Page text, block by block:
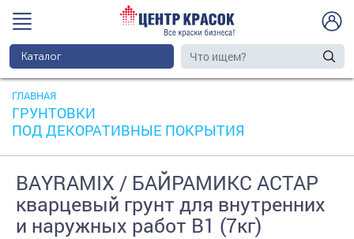
Каталог
ГЛАВНАЯ
ГРУНТОВКИ
ПОД ДЕКОРАТИВНЫЕ ПОКРЫТИЯ
BAYRAMIX / БАЙРАМИКС АСТАР
кварцевый грунт для внутренних
и наружных работ В1 (7кг)